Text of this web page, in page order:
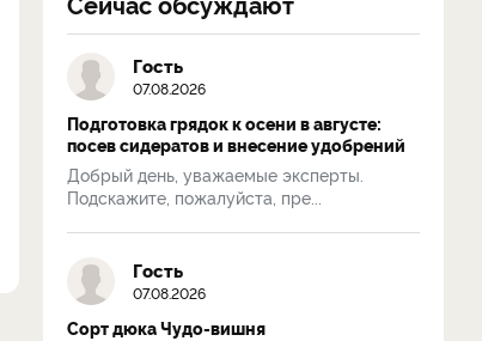
Гость
07.08.2026
Подготовка грядок к осени в августе:
посев сидератов и внесение удобрений
Добрый день, уважаемые эксперты.
Подскажите, пожалуйста, пре...
Гость
07.08.2026
Сорт дюка Чудо-вишня